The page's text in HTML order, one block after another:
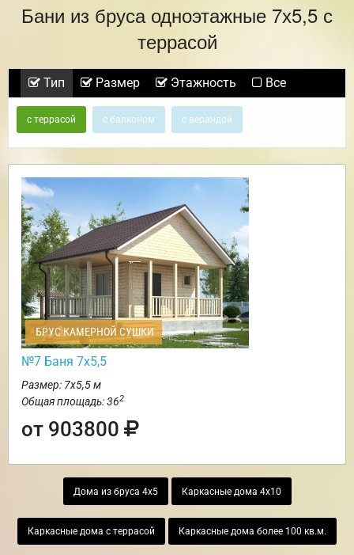
Бани из бруса одноэтажные 7х5,5 с
террасой
Тип Размер Этажность Все
с террасой с балконом с верандой
БРУС КАМЕРНОЙ СУШКИ
№7 Баня 7х5,5
Размер: 7х5,5 м
Общая площадь: 362
от 903800
Дома из бруса 4х5 Каркасные дома 4х10
Каркасные дома с террасой Каркасные дома более 100 кв.м.